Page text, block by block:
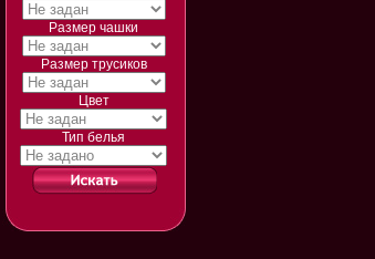
Размер чашки
Размер трусиков
Цвет
Тип белья